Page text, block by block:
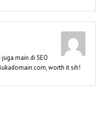
main di SEO
worth it sih!